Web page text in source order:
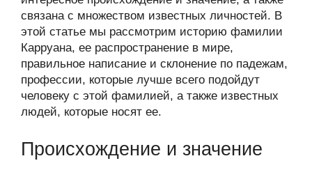
a
ss
ni
ki
o
o
k
ur
n
al
A
p
p
a
m
в
и
ть
связана с множеством известных личностей. В
этой статье мы рассмотрим историю фамилии
Карруана, ее распространение в мире,
правильное написание и склонение по падежам,
профессии, которые лучше всего подойдут
человеку с этой фамилией, а также известных
людей, которые носят ее.
Происхождение и значение